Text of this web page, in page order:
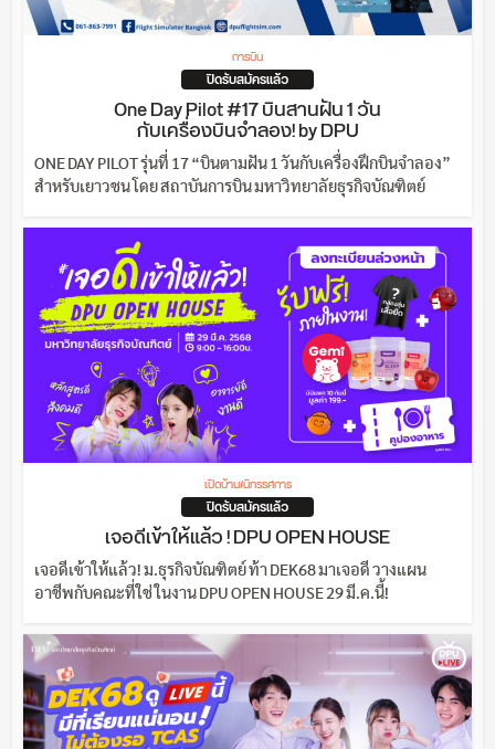
การบิน
ปิดรับสมัครแล้ว
One Day Pilot #17 บินสานฝัน 1 วัน
กับเครื่องบินจำลอง! by DPU
ONE DAY PILOT รุ่นที่ 17 “บินตามฝัน 1 วันกับเครื่องฝึกบินจำลอง”
สำหรับเยาวชน โดย สถาบันการบิน มหาวิทยาลัยธุรกิจบัณฑิตย์
เปิดบ้าน/นิทรรศการ
ปิดรับสมัครแล้ว
เจอดีเข้าให้แล้ว ! DPU OPEN HOUSE
เจอดีเข้าให้แล้ว! ม.ธุรกิจบัณฑิตย์ ท้า DEK68 มาเจอดี วางแผน
อาชีพกับคณะที่ใช่ ในงาน DPU OPEN HOUSE 29 มี.ค.นี้!